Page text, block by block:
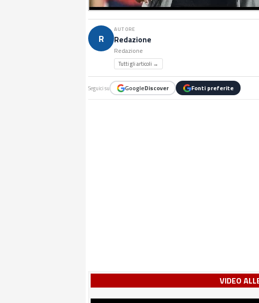
R
AUTORE
Redazione
Redazione
Tutti gli articoli →
Seguici su GoogleDiscover Fonti preferite
VIDEO